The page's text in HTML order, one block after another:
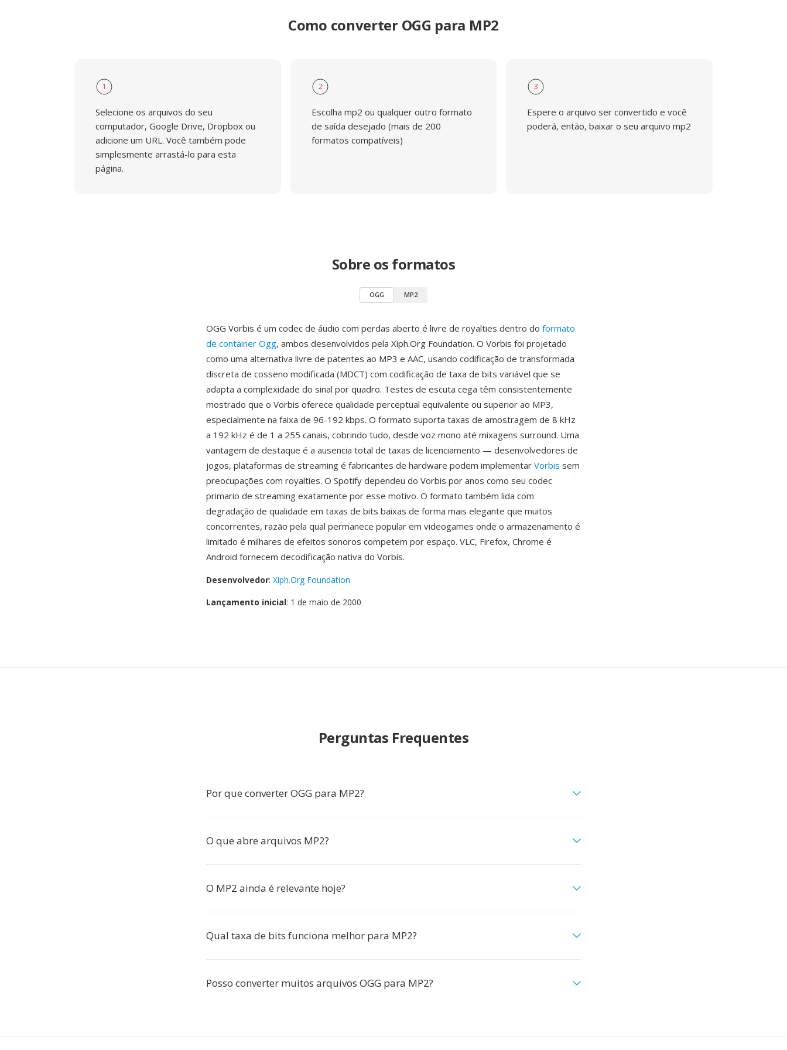
Como converter OGG para MP2
1
Selecione os arquivos do seu
computador, Google Drive, Dropbox ou
adicione um URL. Você também pode
simplesmente arrastá-lo para esta
página.
2
Escolha mp2 ou qualquer outro formato
de saída desejado (mais de 200
formatos compatíveis)
3
Espere o arquivo ser convertido e você
poderá, então, baixar o seu arquivo mp2
Sobre os formatos
OGG MP2
OGG Vorbis é um codec de áudio com perdas aberto é livre de royalties dentro do formato
de container Ogg, ambos desenvolvidos pela Xiph.Org Foundation. O Vorbis foi projetado
como uma alternativa livre de patentes ao MP3 e AAC, usando codificação de transformada
discreta de cosseno modificada (MDCT) com codificação de taxa de bits variável que se
adapta a complexidade do sinal por quadro. Testes de escuta cega têm consistentemente
mostrado que o Vorbis oferece qualidade perceptual equivalente ou superior ao MP3,
especialmente na faixa de 96-192 kbps. O formato suporta taxas de amostragem de 8 kHz
a 192 kHz é de 1 a 255 canais, cobrindo tudo, desde voz mono até mixagens surround. Uma
vantagem de destaque é a ausencia total de taxas de licenciamento — desenvolvedores de
jogos, plataformas de streaming é fabricantes de hardware podem implementar Vorbis sem
preocupações com royalties. O Spotify dependeu do Vorbis por anos como seu codec
primario de streaming exatamente por esse motivo. O formato também lida com
degradação de qualidade em taxas de bits baixas de forma mais elegante que muitos
concorrentes, razão pela qual permanece popular em videogames onde o armazenamento é
limitado é milhares de efeitos sonoros competem por espaço. VLC, Firefox, Chrome é
Android fornecem decodificação nativa do Vorbis.
Desenvolvedor: Xiph.Org Foundation
Lançamento inicial: 1 de maio de 2000
Perguntas Frequentes
Por que converter OGG para MP2?
O que abre arquivos MP2?
O MP2 ainda é relevante hoje?
Qual taxa de bits funciona melhor para MP2?
Posso converter muitos arquivos OGG para MP2?